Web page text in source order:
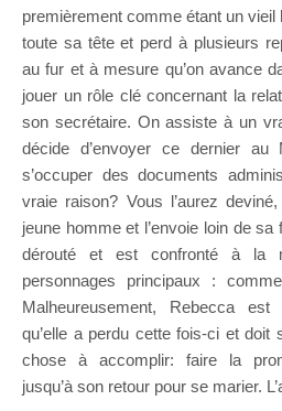
premièrement comme étant un vieil
toute sa tête et perd à plusieurs
au fur et à mesure qu’on avance
jouer un rôle clé concernant la
son secrétaire. On assiste à un
décide d’envoyer ce dernier
s’occuper des documents
vraie raison? Vous l’aurez
jeune homme et l’envoie loin de
dérouté et est confronté à la
personnages principaux :
Malheureusement, Rebecca est
qu’elle a perdu cette fois-ci et doit
chose à accomplir: faire la
jusqu’à son retour pour se marier.